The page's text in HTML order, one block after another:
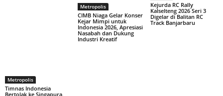
Metropolis
Timnas Indonesia
Bertolak ke Singapura,
Metropolis
CIMB Niaga Gelar Konser
Kejar Mimpi untuk
Indonesia 2026, Apresiasi
Nasabah dan Dukung
Industri Kreatif
Kejurda RC Rally
Kalselteng 2026 Seri 3
Digelar di Balitan RC
Track Banjarbaru